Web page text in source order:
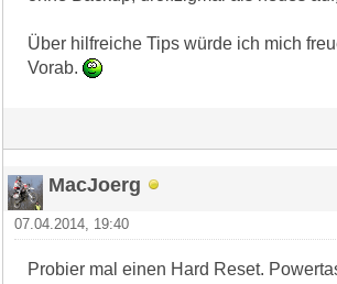
Über hilfreiche Tips würde ich mich
Vorab.
MacJoerg
07.04.2014, 19:40
Probier mal einen Hard Reset.